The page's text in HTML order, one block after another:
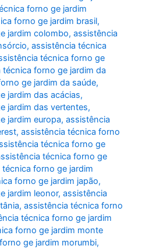
forno ge jardim
forno ge jardim brasil,
jardim colombo,assistência
,assistência técnica
técnica forno ge
técnica forno ge jardim da
ge jardim da saúde,
jardim das acácias,
jardim das vertentes,
jardim europa,assistência
,assistência técnica forno
técnica forno ge
técnica forno ge
forno ge jardim
forno ge jardim japão,
jardim leonor,assistência
,assistência técnica forno
técnica forno ge jardim
forno ge jardim monte
ge jardim morumbi,